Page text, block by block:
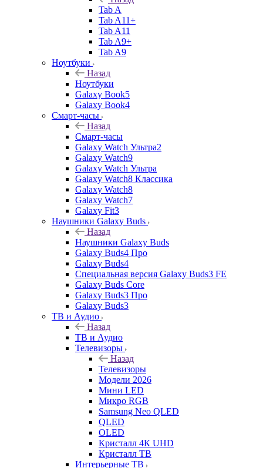
Tab A
Tab A11+
Tab A11
Tab A9+
Tab A9
Ноутбуки
Назад
Ноутбуки
Galaxy Book5
Galaxy Book4
Смарт-часы
Назад
Смарт-часы
Galaxy Watch Ультра2
Galaxy Watch9
Galaxy Watch Ультра
Galaxy Watch8 Классика
Galaxy Watch8
Galaxy Watch7
Galaxy Fit3
Наушники Galaxy Buds
Назад
Наушники Galaxy Buds
Galaxy Buds4 Про
Galaxy Buds4
Специальная версия Galaxy Buds3 FE
Galaxy Buds Core
Galaxy Buds3 Про
Galaxy Buds3
ТВ и Аудио
Назад
ТВ и Аудио
Телевизоры
Назад
Телевизоры
Модели 2026
Мини LED
Микро RGB
Samsung Neo QLED
QLED
OLED
Кристалл 4К UHD
Кристалл ТВ
Интерьерные ТВ